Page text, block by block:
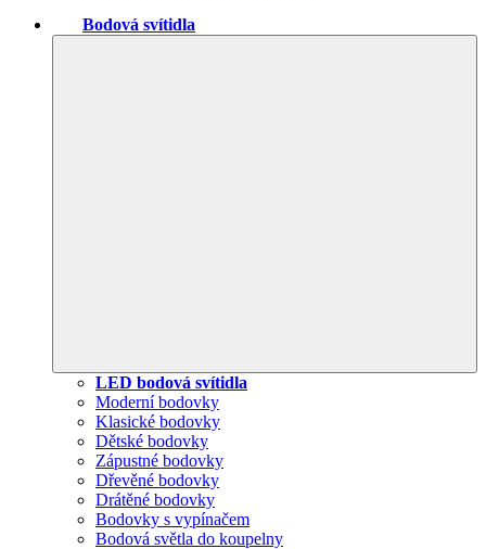
Bodová svítidla
LED bodová svítidla
Moderní bodovky
Klasické bodovky
Dětské bodovky
Zápustné bodovky
Dřevěné bodovky
Drátěné bodovky
Bodovky s vypínačem
Bodová světla do koupelny